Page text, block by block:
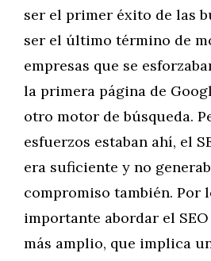
ser el primer éxito de las
ser el último término de
empresas que se
la primera página de
otro motor de búsqueda.
esfuerzos estaban ahí, el
era suficiente y no
compromiso también. Por
importante abordar el
más amplio, que implica